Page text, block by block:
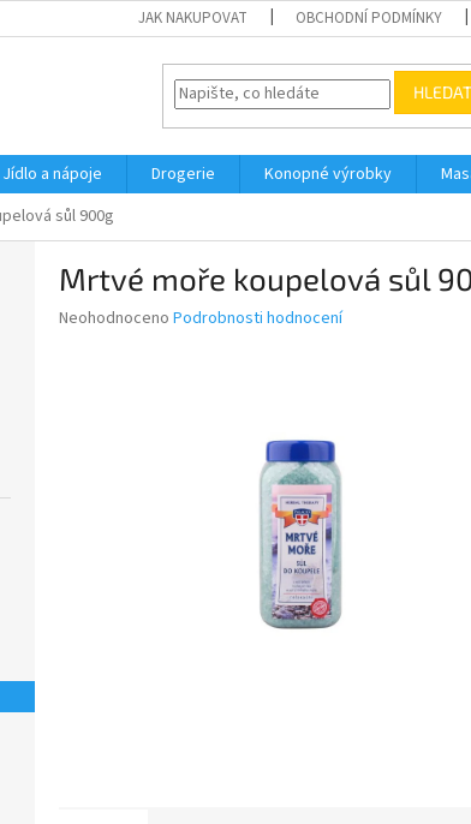
JAK NAKUPOVAT OBCHODNÍ PODMÍNKY
HLEDAT
Jídlo a nápoje Drogerie Konopné výrobky
sůl 900g
Mrtvé moře koupelová sůl
Průměrné
Neohodnoceno Podrobnosti hodnocení